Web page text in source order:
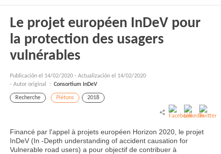
Le projet européen InDeV pour
la protection des usagers
vulnérables
Publicación el 14/02/2020 - Actualización el 14/02/2020
- Autor original : Consortium InDeV
Recherche Piétons 2018
Financé par l'appel à projets européen Horizon 2020, le projet
InDeV (In -Depth understanding of accident causation for
Vulnerable road users) a pour objectif de contribuer à